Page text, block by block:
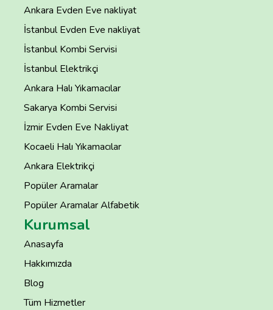
Ankara Evden Eve nakliyat
İstanbul Evden Eve nakliyat
İstanbul Kombi Servisi
İstanbul Elektrikçi
Ankara Halı Yıkamacılar
Sakarya Kombi Servisi
İzmir Evden Eve Nakliyat
Kocaeli Halı Yıkamacılar
Ankara Elektrikçi
Popüler Aramalar
Popüler Aramalar Alfabetik
Kurumsal
Anasayfa
Hakkımızda
Blog
Tüm Hizmetler